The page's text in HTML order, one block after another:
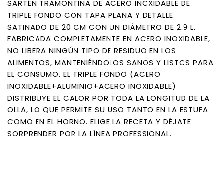
SARTÉN TRAMONTINA DE ACERO INOXIDABLE DE
TRIPLE FONDO CON TAPA PLANA Y DETALLE
SATINADO DE 20 CM CON UN DIÁMETRO DE 2.9 L.
FABRICADA COMPLETAMENTE EN ACERO INOXIDABLE,
NO LIBERA NINGÚN TIPO DE RESIDUO EN LOS
ALIMENTOS, MANTENIÉNDOLOS SANOS Y LISTOS PARA
EL CONSUMO. EL TRIPLE FONDO (ACERO
INOXIDABLE+ALUMINIO+ACERO INOXIDABLE)
DISTRIBUYE EL CALOR POR TODA LA LONGITUD DE LA
OLLA, LO QUE PERMITE SU USO TANTO EN LA ESTUFA
COMO EN EL HORNO. ELIGE LA RECETA Y DÉJATE
SORPRENDER POR LA LÍNEA PROFESSIONAL.